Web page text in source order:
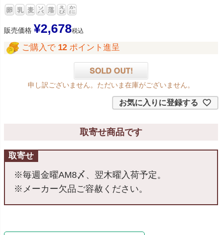
販売価格 ¥2,678税込
ご購入で 12 ポイント進呈
申し訳ございません。ただいま在庫がございません。
お気に入りに登録する
取寄せ商品です
取寄せ
※毎週金曜AM8〆、翌木曜入荷予定。
※メーカー欠品ご容赦ください。